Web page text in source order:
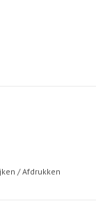
/Afdrukken